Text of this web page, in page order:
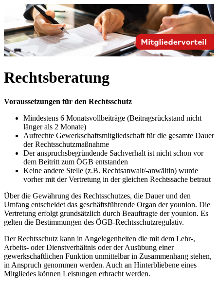
Rechtsberatung
Voraussetzungen für den Rechtsschutz
Mindestens 6 Monatsvollbeiträge (Beitragsrückstand nicht
länger als 2 Monate)
Aufrechte Gewerkschaftsmitgliedschaft für die gesamte Dauer
der Rechtsschutzmaßnahme
Der anspruchsbegründende Sachverhalt ist nicht schon vor
dem Beitritt zum ÖGB entstanden
Keine andere Stelle (z.B. Rechtsanwalt/-anwältin) wurde
vorher mit der Vertretung in der gleichen Rechtssache betraut
Über die Gewährung des Rechtsschutzes, die Dauer und den
Umfang entscheidet das geschäftsführende Organ der younion. Die
Vertretung erfolgt grundsätzlich durch Beauftragte der younion. Es
gelten die Bestimmungen des ÖGB-Rechtsschutzregulativ.
Der Rechtsschutz kann in Angelegenheiten die mit dem Lehr-,
Arbeits- oder Dienstverhältnis oder der Ausübung einer
gewerkschaftlichen Funktion unmittelbar in Zusammenhang stehen,
in Anspruch genommen werden. Auch an Hinterbliebene eines
Mitgliedes können Leistungen erbracht werden.